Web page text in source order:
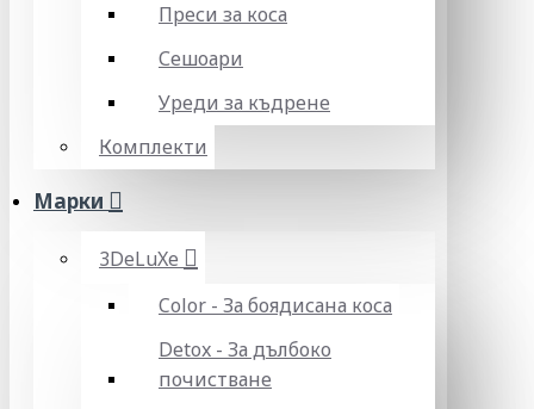
Преси за коса
Сешоари
Уреди за къдрене
Комплекти
Марки
3DeLuXe
Color - За боядисана коса
Detox - За дълбоко
почистване